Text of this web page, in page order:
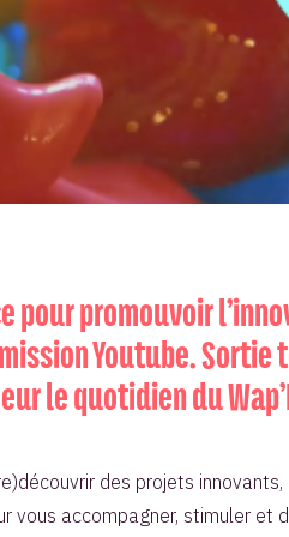
pour promouvoir
Youtube.
le quotidien du
des projets
vous accompagner, stimuler et